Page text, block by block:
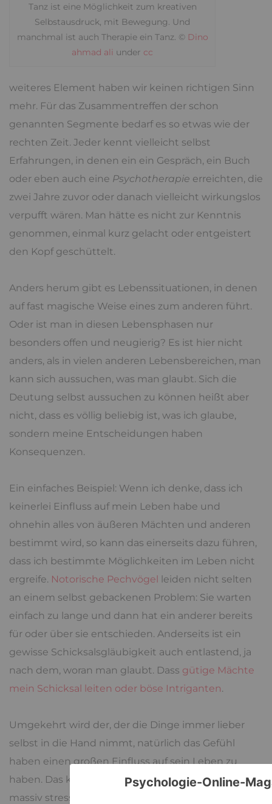
Tanz ist eine Möglichkeit zum kreativen
Selbstausdruck, mit Bewegung. Und
manchmal ist auch Therapie ein Tanz. © Dino
ahmad ali under cc
weiteres Element haben wir keinen richtigen Sinn
mehr. Für das Zusammentreffen der schon
genannten Segmente bedarf es so etwas wie der
rechten Zeit. Jeder kennt vielleicht selbst
Erfahrungen, in denen ein ein Gespräch, ein Buch
oder eben auch eine Psychotherapie erreichten, die
zwei Jahre zuvor oder danach vielleicht wirkungslos
verpufft wären. Man hätte es nicht zur Kenntnis
genommen, einmal kurz gelacht oder entgeistert
den Kopf geschüttelt.
Anders herum gibt es Lebenssituationen, in denen
auf fast magische Weise eines zum anderen führt.
Oder ist man in diesen Lebensphasen nur
besonders offen und neugierig? Es ist hier nicht
anders, als in vielen anderen Lebensbereichen, man
kann sich aussuchen, was man glaubt. Sich die
Deutung selbst aussuchen zu können heißt aber
nicht, dass es völlig beliebig ist, was ich glaube,
sondern meine Entscheidungen haben
Konsequenzen.
Ein einfaches Beispiel: Wenn ich denke, dass ich
keinerlei Einfluss auf mein Leben habe und
ohnehin alles von äußeren Mächten und anderen
bestimmt wird, so kann das einerseits dazu führen,
dass ich bestimmte Möglichkeiten im Leben nicht
ergreife. Notorische Pechvögel leiden nicht selten
an einem selbst gebackenen Problem: Sie warten
einfach zu lange und dann hat ein anderer bereits
für oder über sie entschieden. Anderseits ist ein
gewisse Schicksalsgläubigkeit auch entlastend, ja
nach dem, woran man glaubt. Dass gütige Mächte
mein Schicksal leiten oder böse Intriganten.
Umgekehrt wird der, der die Dinge immer lieber
selbst in die Hand nimmt, natürlich das Gefühl
haben einen großen Einfluss auf sein Leben zu
haben. Das kann befriedigend sein, aber auch
massiv stressen, da man sich nun um alles selbst